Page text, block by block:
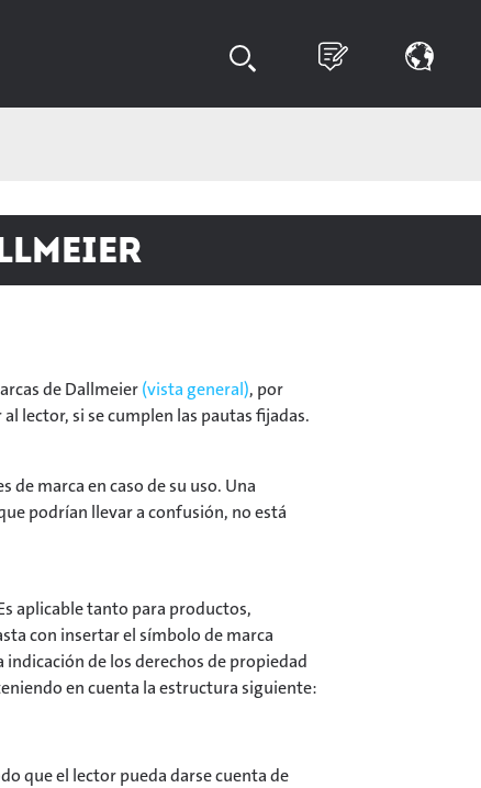
de Dallmeier(vista general), por
lector, si se cumplen las pautas fijadas.
marca en caso de su uso. Una
podrían llevar a confusión, no está
aplicable tanto para productos,
con insertar el símbolo de marca
de los derechos de propiedad
en cuenta la estructura siguiente:
que el lector pueda darse cuenta de